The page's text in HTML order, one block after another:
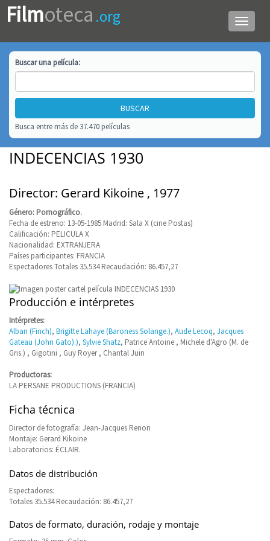
Menú
de
Filmoteca .org
Buscar unapelícula:
Busca entre más de 37.470 películas
INDECENCIAS 1930
Director: Gerard Kikoine , 1977
Género: Pornográfico.
Fecha de estreno: 13-05-1985 Madrid: Sala X (cine Postas)
Calificación: PELICULA X
Nacionalidad: EXTRANJERA
Países participantes: FRANCIA
Espectadores Totales 35.534 Recaudación: 86.457,27
Producción e intérpretes
Intérpretes:
Alban (Finch), Brigitte Lahaye (Baroness Solange.), Aude Lecoq, Jacques
Gateau (John Gato).), Sylvie Shatz, Patrice Antoine , Michele d'Agro (M. de
Gris.) , Gigotini , Guy Royer , Chantal Juin
Productoras:
LA PERSANE PRODUCTIONS (FRANCIA)
Ficha técnica
Director de fotografía: Jean-Jacques Renon
Montaje: Gerard Kikoine
Laboratorios: ÉCLAIR.
Datos de distribución
Espectadores:
Totales 35.534 Recaudación: 86.457,27
Datos de formato, duración, rodaje y montaje